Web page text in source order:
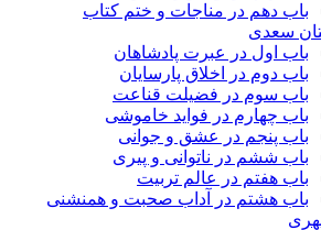
باب دهم در مناجات و ختم کتاب
سعدی
باب اول در عبرت پادشاهان
باب دوم در اخلاق پارسایان
باب سوم در فضیلت قناعت
باب چهارم در فواید خاموشى
باب پنجم در عشق و جوانى
باب ششم در ناتوانى و پیرى
باب هفتم در عالم تربیت
باب هشتم در آداب صحبت و همنشنى